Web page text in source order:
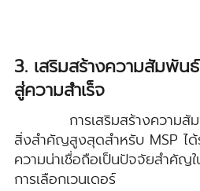
3. เสริมสร้างความสัมพัน
สู่ความสำเร็จ
การเสริมสร้างความสัม
สิ่งสำคัญสูงสุดสำหรับ MSP ได้
ความน่าเชื่อถือเป็นปัจจัยสำคัญ
การเลือกเวนเดอร์